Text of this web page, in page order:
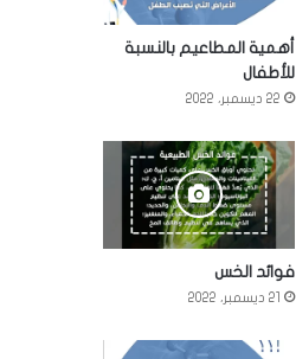
أهمية المطاعيم بالنسبة
للأطفال
22 ديسمبر، 2022
فوائد الخس
21 ديسمبر، 2022